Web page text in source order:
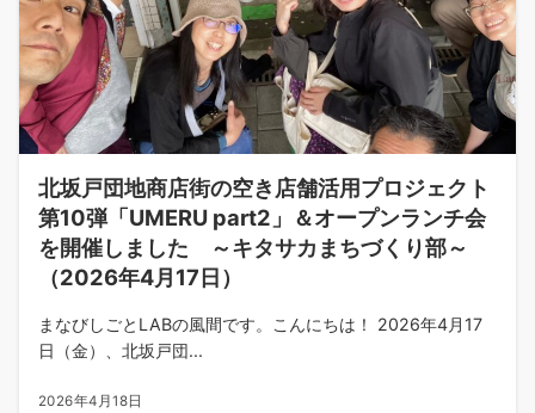
北坂戸団地商店街の空き店舗活用プロジェクト
第10弾「UMERU part2」＆オープンランチ会
を開催しました ～キタサカまちづくり部～
（2026年4月17日）
まなびしごとLABの風間です。こんにちは！ 2026年4月17
日（金）、北坂戸団...
2026年4月18日